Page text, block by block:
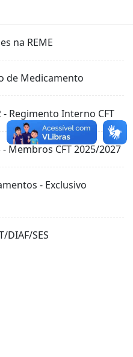
na REME
de Medicamento
- Regimento Interno CFT
Membros CFT 2025/2027
- Exclusivo
DIAF/SES